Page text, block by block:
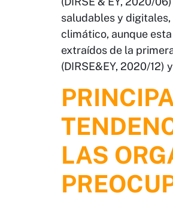
saludables y
climático, aunque
extraídos de la
(DIRSE&EY, 2020/12)
LAS